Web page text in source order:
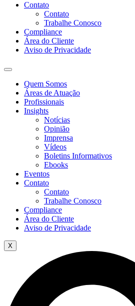
Contato
Contato
Trabalhe Conosco
Compliance
Área do Cliente
Aviso de Privacidade
Quem Somos
Áreas de Atuação
Profissionais
Insights
Notícias
Opinião
Imprensa
Vídeos
Boletins Informativos
Ebooks
Eventos
Contato
Contato
Trabalhe Conosco
Compliance
Área do Cliente
Aviso de Privacidade
X